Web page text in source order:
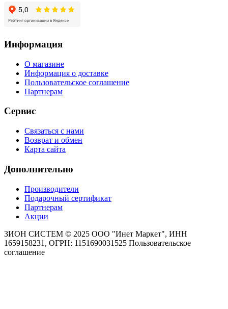
Информация
О магазине
Информация о доставке
Пользовательское соглашение
Партнерам
Сервис
Связаться с нами
Возврат и обмен
Карта сайта
Дополнительно
Производители
Подарочный сертификат
Партнерам
Акции
ЗИОН СИСТЕМ © 2025 ООО "Инет Маркет", ИНН
1659158231, ОГРН: 1151690031525 Пользовательское
соглашение